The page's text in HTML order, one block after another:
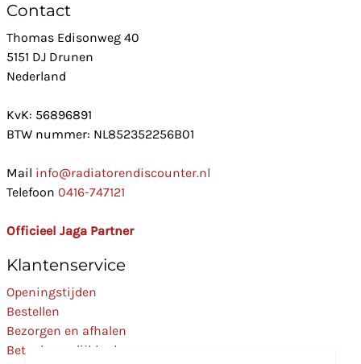
Contact
Thomas Edisonweg 40
5151 DJ Drunen
Nederland
KvK: 56896891
BTW nummer: NL852352256B01
Mail info@radiatorendiscounter.nl
Telefoon 0416-747121
Officieel Jaga Partner
Klantenservice
Openingstijden
Bestellen
Bezorgen en afhalen
Betaalmogelijkheden